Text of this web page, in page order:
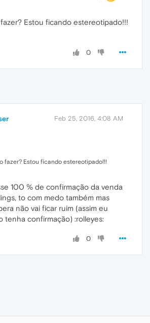
Estou ficando estereotipado!!!
0
Feb 25, 2016, 4:08 AM
fazer? Estou ficando estereotipado!!!
100 % de confirmação da venda
to com medo também mas
não vai ficar ruim (assim eu
tenha confirmação) :rolleyes:
0